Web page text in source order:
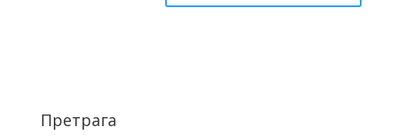
Претрага